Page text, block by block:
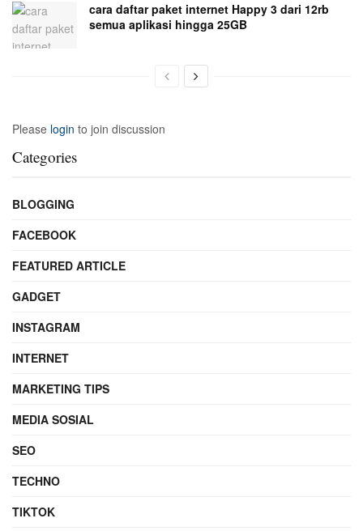
cara daftar paket internet Happy 3 dari 12rb
semua aplikasi hingga 25GB
Please login to join discussion
Categories
BLOGGING
FACEBOOK
FEATURED ARTICLE
GADGET
INSTAGRAM
INTERNET
MARKETING TIPS
MEDIA SOSIAL
SEO
TECHNO
TIKTOK